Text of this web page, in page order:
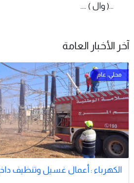
...( وال ) ....
آخر الأخبار العامة
الكهرباء : أعمال غسيل وتنظيف